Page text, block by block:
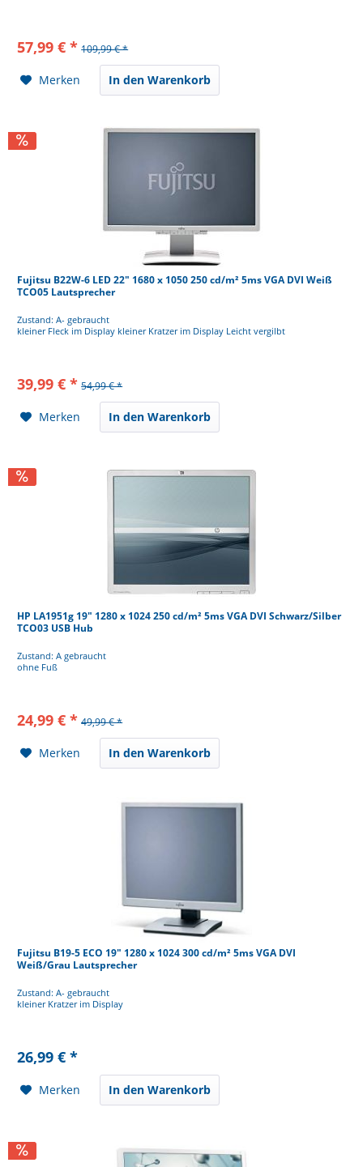
57,99 € * 109,99 € *
Merken In den Warenkorb
Fujitsu B22W-6 LED 22" 1680 x 1050 250 cd/m² 5ms VGA DVI Weiß
TCO05 Lautsprecher
Zustand: A- gebraucht
kleiner Fleck im Display kleiner Kratzer im Display Leicht vergilbt
39,99 € * 54,99 € *
Merken In den Warenkorb
HP LA1951g 19" 1280 x 1024 250 cd/m² 5ms VGA DVI Schwarz/Silber
TCO03 USB Hub
Zustand: A gebraucht
ohne Fuß
24,99 € * 49,99 € *
Merken In den Warenkorb
Fujitsu B19-5 ECO 19" 1280 x 1024 300 cd/m² 5ms VGA DVI
Weiß/Grau Lautsprecher
Zustand: A- gebraucht
kleiner Kratzer im Display
26,99 € *
Merken In den Warenkorb